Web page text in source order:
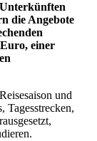
die Angebote
einer
und
Tagesstrecken,